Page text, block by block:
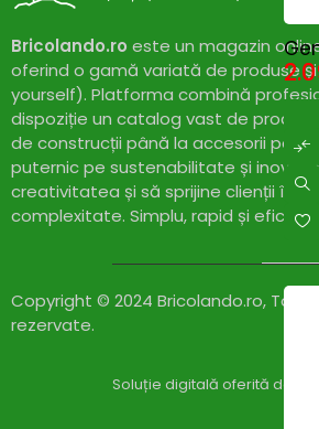
Bricolando.ro este un magazin
oferind o gamă variată de produse
yourself). Platforma combină
dispoziție un catalog vast de
de construcții până la accesorii
puternic pe sustenabilitate și
creativitatea și să sprijine clienții în
complexitate. Simplu, rapid și eficient!
Copyright © 2024 Bricolando.ro,
rezervate.
Soluție digitală oferită de